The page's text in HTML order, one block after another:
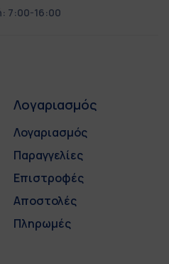
7:00-16:00
Λογαριασμός
Λογαριασμός
Παραγγελίες
Επιστροφές
Αποστολές
Πληρωμές